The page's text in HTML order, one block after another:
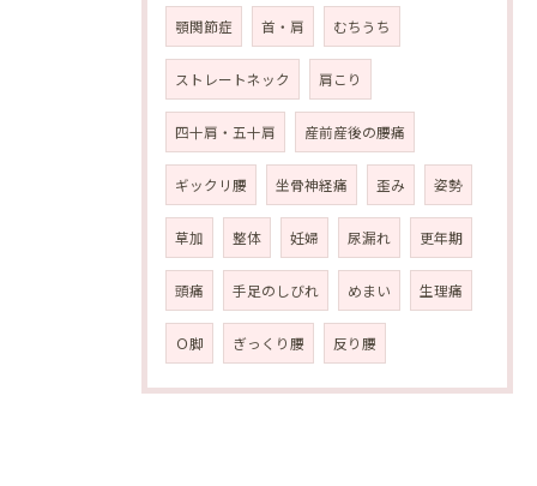
顎関節症 首・肩 むちうち
ストレートネック 肩こり
四十肩・五十肩 産前産後の腰痛
ギックリ腰 坐骨神経痛 歪み 姿勢
草加 整体 妊婦 尿漏れ 更年期
頭痛 手足のしびれ めまい 生理痛
Ｏ脚 ぎっくり腰 反り腰